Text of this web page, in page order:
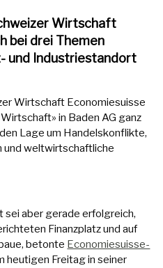
Wirtschaft
bei drei Themen
und Industriestandort
Wirtschaft Economiesuisse
in Baden AG ganz
Lage um Handelskonflikte,
weltwirtschaftliche
sei aber gerade erfolgreich,
Finanzplatz und auf
betonte Economiesuisse-
heutigen Freitag in seiner